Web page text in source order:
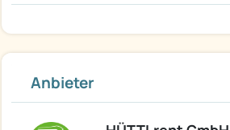
Anbieter